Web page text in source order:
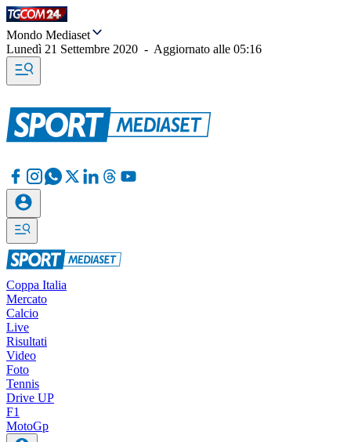
Mondo Mediaset
Lunedì 21 Settembre 2020 - Aggiornato alle 05:16
Coppa Italia
Mercato
Calcio
Live
Risultati
Video
Foto
Tennis
Drive UP
F1
MotoGp